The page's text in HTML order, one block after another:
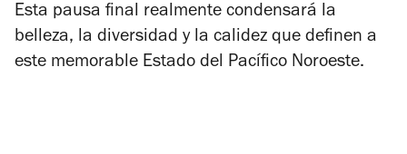
Esta pausa final realmente condensará la
belleza, la diversidad y la calidez que definen a
este memorable Estado del Pacífico Noroeste.